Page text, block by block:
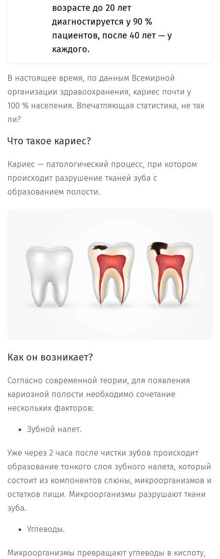
возрасте до 20 лет
диагностируется у 90 %
пациентов, после 40 лет — у
каждого.
В настоящее время, по данным Всемирной
организации здравоохранения, кариес почти у
100 % населения. Впечатляющая статистика, не так
ли?
Что такое кариес?
Кариес — патологический процесс, при котором
происходит разрушение тканей зуба с
образованием полости.
Как он возникает?
Согласно современной теории, для появления
кариозной полости необходимо сочетание
нескольких факторов:
Зубной налет.
Уже через 2 часа после чистки зубов происходит
образование тонкого слоя зубного налета, который
состоит из компонентов слюны, микроорганизмов и
остатков пищи. Микроорганизмы разрушают ткани
зуба.
Углеводы.
Микроорганизмы превращают углеводы в кислоту,